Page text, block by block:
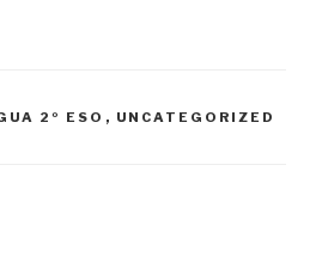
2º ESO , UNCATEGORIZED